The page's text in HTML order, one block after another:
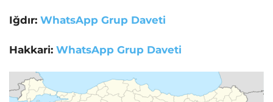
Iğdır: WhatsApp Grup Daveti
Hakkari: WhatsApp Grup Daveti